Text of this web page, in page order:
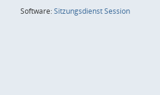
Software:SitzungsdienstSession(Wird in